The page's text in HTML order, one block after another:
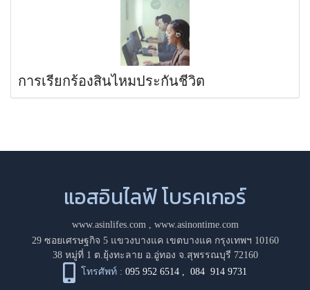
การเรียกร้องสินไหมประกันชีวิต
แอสอินไลฟ์ โบรคเกอร์
www.asinlifes.com
www.asinontime.com
29 ซอยเศรษฐกิจ 5 แขวงบางแค เขตบางแค กรุงเทพฯ 10160
38 หมู่ที่ 1 ต.ยุ้งทะลาย อ.อู่ทอง จ.สุพรรณบุรี 72160
โทรศัพท์ : 095 952 6514 ,084 914 9731